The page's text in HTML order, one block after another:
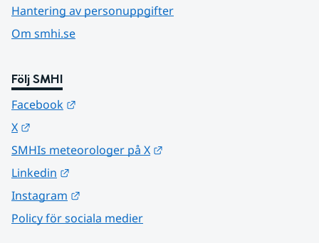
Hantering av personuppgifter
Om smhi.se
Följ SMHI
Facebook
X
SMHIs meteorologer på X
Linkedin
Instagram
Policy för sociala medier